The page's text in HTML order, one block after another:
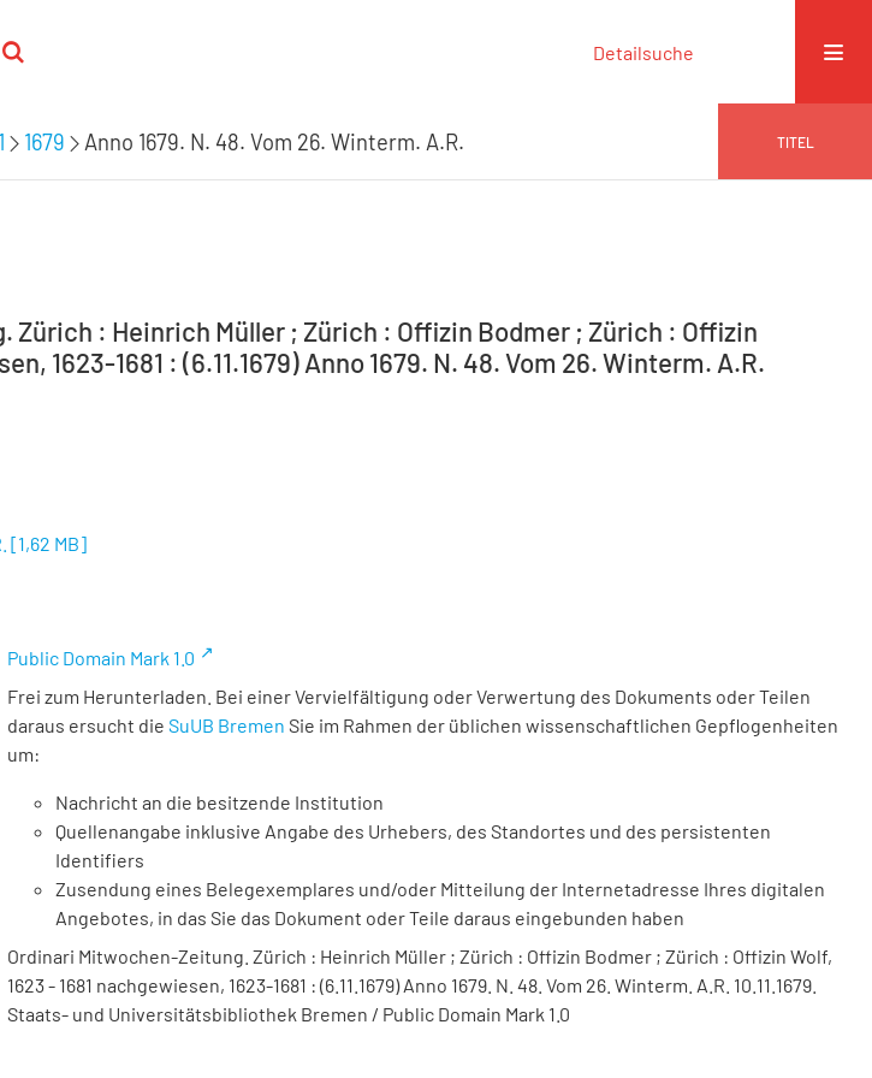
Detailsuche
1679 Anno 1679. N. 48. Vom 26. Winterm. A.R. TITEL
Zürich : Heinrich Müller ; Zürich : Offizin Bodmer ; Zürich : Offizin
1623-1681 : (6.11.1679) Anno 1679. N. 48. Vom 26. Winterm. A.R.
[1,62 MB]
Public Domain Mark 1.0
Frei zum Herunterladen. Bei einer Vervielfältigung oder Verwertung des Dokuments oder Teilen
daraus ersucht die SuUB Bremen Sie im Rahmen der üblichen wissenschaftlichen Gepflogenheiten
um:
Nachricht an die besitzende Institution
Quellenangabe inklusive Angabe des Urhebers, des Standortes und des persistenten
Identifiers
Zusendung eines Belegexemplares und/oder Mitteilung der Internetadresse Ihres digitalen
Angebotes, in das Sie das Dokument oder Teile daraus eingebunden haben
Ordinari Mitwochen-Zeitung. Zürich : Heinrich Müller ; Zürich : Offizin Bodmer ; Zürich : Offizin Wolf,
1623 - 1681 nachgewiesen, 1623-1681 : (6.11.1679) Anno 1679. N. 48. Vom 26. Winterm. A.R. 10.11.1679.
Staats- und Universitätsbibliothek Bremen / Public Domain Mark 1.0